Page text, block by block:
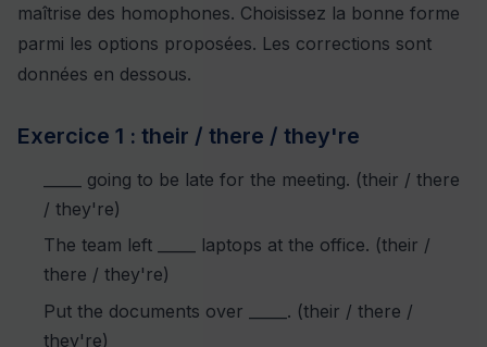
maîtrise des homophones. Choisissez la bonne forme
parmi les options proposées. Les corrections sont
données en dessous.
Exercice 1 : their / there / they're
_____ going to be late for the meeting. (their / there
/ they're)
The team left _____ laptops at the office. (their /
there / they're)
Put the documents over _____. (their / there /
they're)